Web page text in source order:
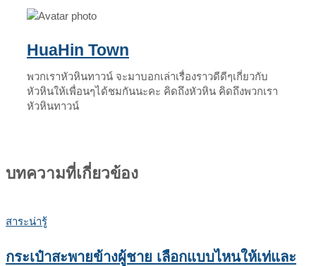
HuaHin Town
พวกเราหัวหินทาวน์ จะมาบอกเล่าเรื่องราวดีดีๆเกี่ยวกับ
หัวหินให้เพื่อนๆได้ชมกันนะคะ คิดถึงหัวหิน คิดถึงพวกเรา
หัวหินทาวน์
บทความที่เกี่ยวข้อง
สาระน่ารู้
กระเป๋าสะพายข้างผู้ชาย เลือกแบบไหนให้เท่และ